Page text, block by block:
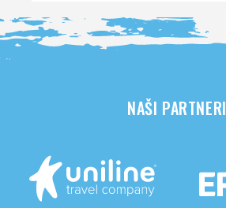
NAŠI PARTNERI